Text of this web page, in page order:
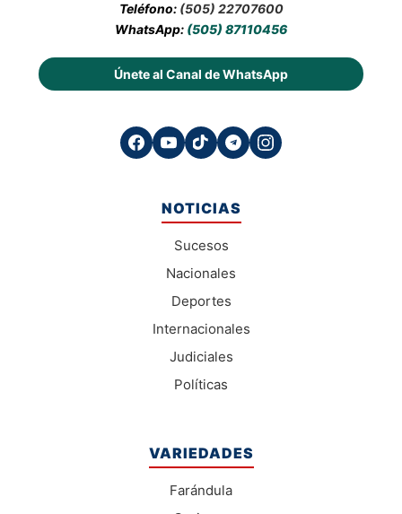
Teléfono: (505) 22707600
WhatsApp: (505) 87110456
Únete al Canal de WhatsApp
NOTICIAS
Sucesos
Nacionales
Deportes
Internacionales
Judiciales
Políticas
VARIEDADES
Farándula